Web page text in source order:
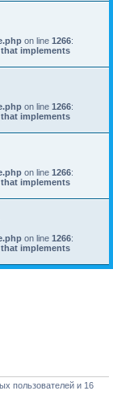
on line 1266:
implements
on line 1266:
implements
on line 1266:
implements
on line 1266:
implements
пользователей и 16